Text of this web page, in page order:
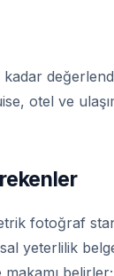
otel ve
fotoğraf
yeterlilik